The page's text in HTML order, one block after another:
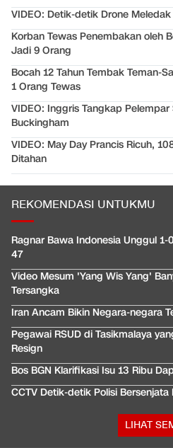
VIDEO: Detik-detik Drone
Korban Tewas Penembakan oleh
Jadi 9 Orang
Bocah 12 Tahun Tembak Teman-
1 Orang Tewas
VIDEO: Inggris Tangkap
Buckingham
VIDEO: May Day Prancis Ricuh,
Ditahan
REKOMENDASI UNTUKMU
Ragnar Bawa Indonesia Unggul
47
Video Mesum 'Yang Wis Yang'
Tersangka
Iran Ancam Bikin Negara-negara
Pegawai RSUD di Tasikmalaya
Resign
Bos BGN Klarifikasi Isu 13 Ribu
CCTV Detik-detik Polisi
LIHAT